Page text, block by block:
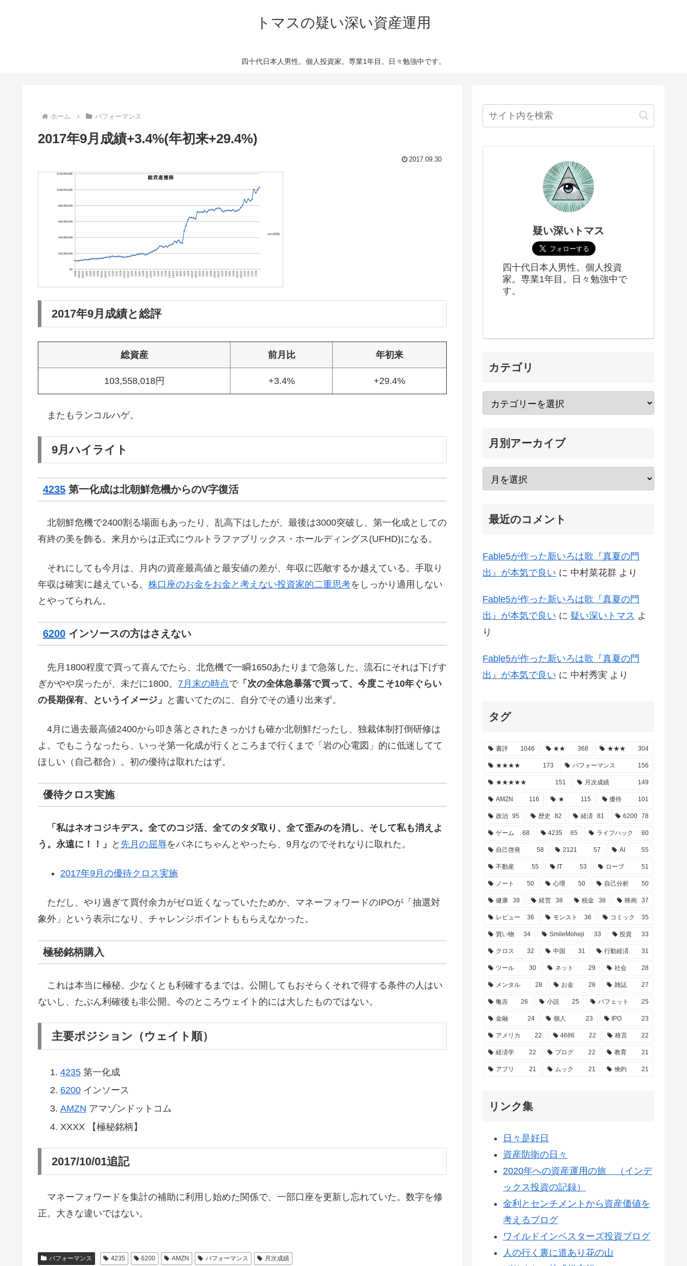
トマスの疑い深い資産運用
四十代日本人男性。個人投資家。専業1年目。日々勉強中です。
ホーム パフォーマンス
2017年9月成績+3.4%(年初来+29.4%)
2017.09.30
2017年9月成績と総評
総資産 前月比 年初来
103,558,018円 +3.4% +29.4%
またもランコルハゲ。
9月ハイライト
4235 第一化成は北朝鮮危機からのV字復活
北朝鮮危機で2400割る場面もあったり、乱高下はしたが、最後は3000突破し、第一化成としての
有終の美を飾る。来月からは正式にウルトラファブリックス・ホールディングス(UFHD)になる。
それにしても今月は、月内の資産最高値と最安値の差が、年収に匹敵するか越えている。手取り
年収は確実に越えている。 株口座のお金をお金と考えない投資家的二重思考をしっかり適用しない
とやってられん。
6200 インソースの方はさえない
先月1800程度で買って喜んでたら、北危機で一瞬1650あたりまで急落した。流石にそれは下げす
ぎかやや戻ったが、未だに1800。 7月末の時点で「次の全体急暴落で買って、今度こそ10年ぐらい
の長期保有、というイメージ」
と書いてたのに、自分でその通り出来ず。
4月に過去最高値2400から叩き落とされたきっかけも確か北朝鮮だったし、独裁体制打倒研修は
よ。でもこうなったら、いっそ第一化成が行くところまで行くまで「岩の心電図」的に低迷してて
ほしい（自己都合）。初の優待は取れたはず。
優待クロス実施
「私はネオコジキデス。全てのコジ活、全てのタダ取り、全て歪みのを消し、そして私も消えよ
う。永遠に！！」
と 先月の屈辱をバネにちゃんとやったら、9月なのでそれなりに取れた。
2017年9月の優待クロス実施
ただし、やり過ぎて買付余力がゼロ近くなっていたためか、マネーフォワードのIPOが「抽選対
象外」という表示になり、チャレンジポイントももらえなかった。
極秘銘柄購入
これは本当に極秘。少なくとも利確するまでは。公開してもおそらくそれで得する条件の人はい
ないし、たぶん利確後も非公開。今のところウェイト的には大したものではない。
主要ポジション（ウェイト順）
4235第一化成
6200インソース
AMZN アマゾンドットコム
XXXX 【極秘銘柄】
2017/10/01追記
マネーフォワードを集計の補助に利用し始めた関係で、一部口座を更新し忘れていた。数字を修
正。大きな違いではない。
パフォーマンス 4235 6200 AMZN パフォーマンス 月次成績
疑い深いトマス
四十代日本人男性。個人投資
家。専業1年目。日々勉強中で
す。
カテゴリ
月別アーカイブ
最近のコメント
Fable5が作った新いろは歌『真夏の門
出』が本気で良い に 中村菜花群 より
Fable5が作った新いろは歌『真夏の門
出』が本気で良い に 疑い深いトマス よ
り
Fable5が作った新いろは歌『真夏の門
出』が本気で良い に 中村秀実 より
タグ
書評 1046 ★★ 368 ★★★ 304
★★★★ 173 パフォーマンス 156
★★★★★ 151 月次成績 149
AMZN 116 ★ 115 優待 101
政治 95 歴史 82 経済 81 6200 78
ゲーム 68 4235 65 ライフハック 60
自己啓発 58 2121 57 AI 55
不動産 55 IT 53 ローブ 51
ノート 50 心理 50 自己分析 50
健康 38 経営 38 税金 38 映画 37
レビュー 36 モンスト 36 コミック 35
買い物 34 SmileMoheji 33 投資 33
クロス 32 中国 31 行動経済 31
ツール 30 ネット 29 社会 28
メンタル 28 お金 28 雑誌 27
亀吉 26 小説 25 バフェット 25
金融 24 個人 23 IPO 23
アメリカ 22 4686 22 格言 22
経済学 22 ブログ 22 教育 21
アプリ 21 ムック 21 倹約 21
リンク集
日々是好日
資産防衛の日々
2020年への資産運用の旅 （インデ
ックス投資の記録）
金利とセンチメントから資産価値を
考えるブログ
ワイルドインベスターズ投資ブログ
人の行く裏に道あり花の山